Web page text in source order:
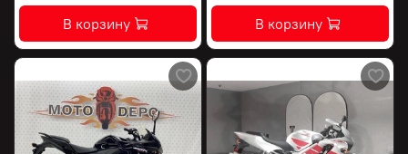
В корзину В корзину